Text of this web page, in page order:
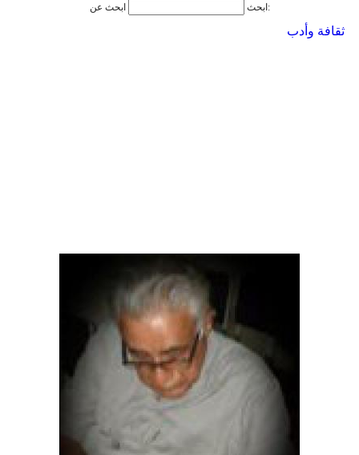
ابحث ابحث عن:
ثقافة وأدب